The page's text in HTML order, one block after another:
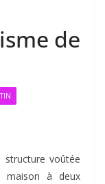
de
voûtée
maison à deux